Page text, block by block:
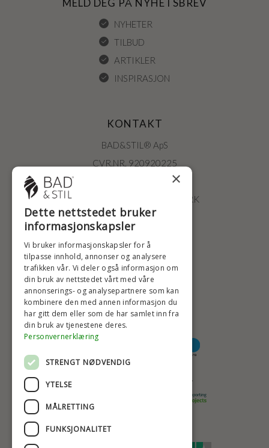
MELD DEG PÅ NYHETSBREV
NYHETER
TILBUD
ARTIKLER
INSPIRASJON
KONTAKT
BAD&STIL® ApS
CVR.NR. 920920225
ØSTERBROGADE 202
2100 KØBENHAVN • DANMARK
+47 2396 6660
BADSTIL@BADSTIL.NO
HØYESTE KREDITTVURD
BETALINGSALTERNATIVER
TRYGG OG SIKKER NETTHANDEL
TRUSTSCORE 4,7
×
Dette nettstedet bruker
informasjonskapsler
Vi bruker informasjonskapsler for å
tilpasse innhold, annonser og analysere
trafikken vår. Vi deler også informasjon om
din bruk av nettstedet vårt med våre
annonserings- og analysepartnere som kan
kombinere den med annen informasjon du
har gitt dem eller som de har samlet inn fra
din bruk av tjenestene deres.
Personvernerklæring
STRENGT NØDVENDIG
YTELSE
MÅLRETTING
FUNKSJONALITET